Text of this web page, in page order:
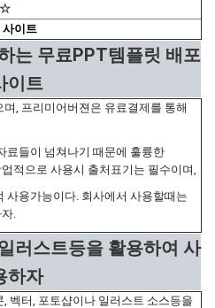
사이트
는 무료PPT템플릿 배포
이트
, 프리미어버젼은 유료결제를 통해
료들이 넘쳐나기 때문에 훌륭한
적으로 사용시 출처표기는 필수이며,
사용가능이다. 회사에서 사용할때는
.
러스트등을 활용하여 사
하자
벡터, 포토샵이나 일러스트 소스등을